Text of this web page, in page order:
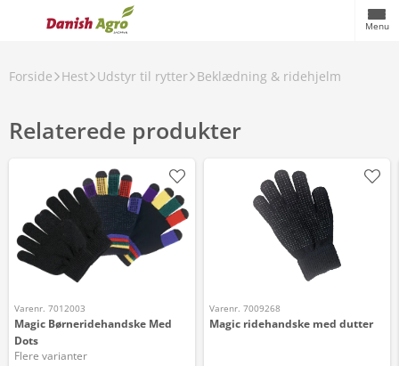
Menu
Forside Hest Udstyr til rytter Beklædning & ridehjelm
Relaterede produkter
Varenr. 7012003
Magic Børneridehandske Med
Dots
Flere varianter
Varenr. 7009268
Magic ridehandske med dutter